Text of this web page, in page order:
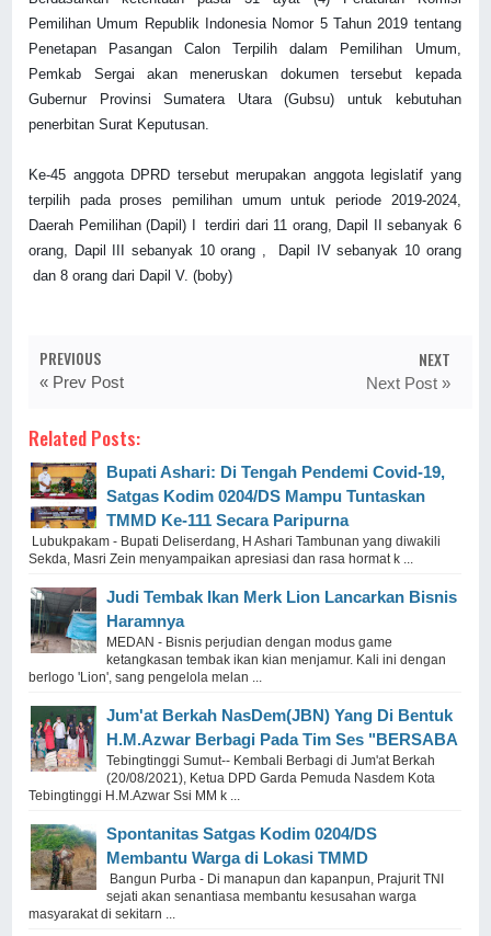
Pemilihan Umum Republik Indonesia Nomor 5 Tahun 2019 tentang
Penetapan Pasangan Calon Terpilih dalam Pemilihan Umum,
Pemkab Sergai akan meneruskan dokumen tersebut kepada
Gubernur Provinsi Sumatera Utara (Gubsu) untuk kebutuhan
penerbitan Surat Keputusan.
Ke-45 anggota DPRD tersebut merupakan anggota legislatif yang
terpilih pada proses pemilihan umum untuk periode 2019-2024,
Daerah Pemilihan (Dapil) I terdiri dari 11 orang, Dapil II sebanyak 6
orang, Dapil III sebanyak 10 orang , Dapil IV sebanyak 10 orang
dan 8 orang dari Dapil V. (boby)
PREVIOUS
« Prev Post
NEXT
Next Post »
Related Posts:
Bupati Ashari: Di Tengah Pendemi Covid-19,
Satgas Kodim 0204/DS Mampu Tuntaskan
TMMD Ke-111 Secara Paripurna
Lubukpakam - Bupati Deliserdang, H Ashari Tambunan yang diwakili
Sekda, Masri Zein menyampaikan apresiasi dan rasa hormat k ...
Judi Tembak Ikan Merk Lion Lancarkan Bisnis
Haramnya
MEDAN - Bisnis perjudian dengan modus game
ketangkasan tembak ikan kian menjamur. Kali ini dengan
berlogo 'Lion', sang pengelola melan ...
Jum'at Berkah NasDem(JBN) Yang Di Bentuk
H.M.Azwar Berbagi Pada Tim Ses "BERSABA
Tebingtinggi Sumut-- Kembali Berbagi di Jum'at Berkah
(20/08/2021), Ketua DPD Garda Pemuda Nasdem Kota
Tebingtinggi H.M.Azwar Ssi MM k ...
Spontanitas Satgas Kodim 0204/DS
Membantu Warga di Lokasi TMMD
Bangun Purba - Di manapun dan kapanpun, Prajurit TNI
sejati akan senantiasa membantu kesusahan warga
masyarakat di sekitarn ...